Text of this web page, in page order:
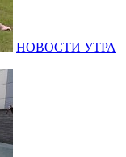
НОВОСТИ УТРА